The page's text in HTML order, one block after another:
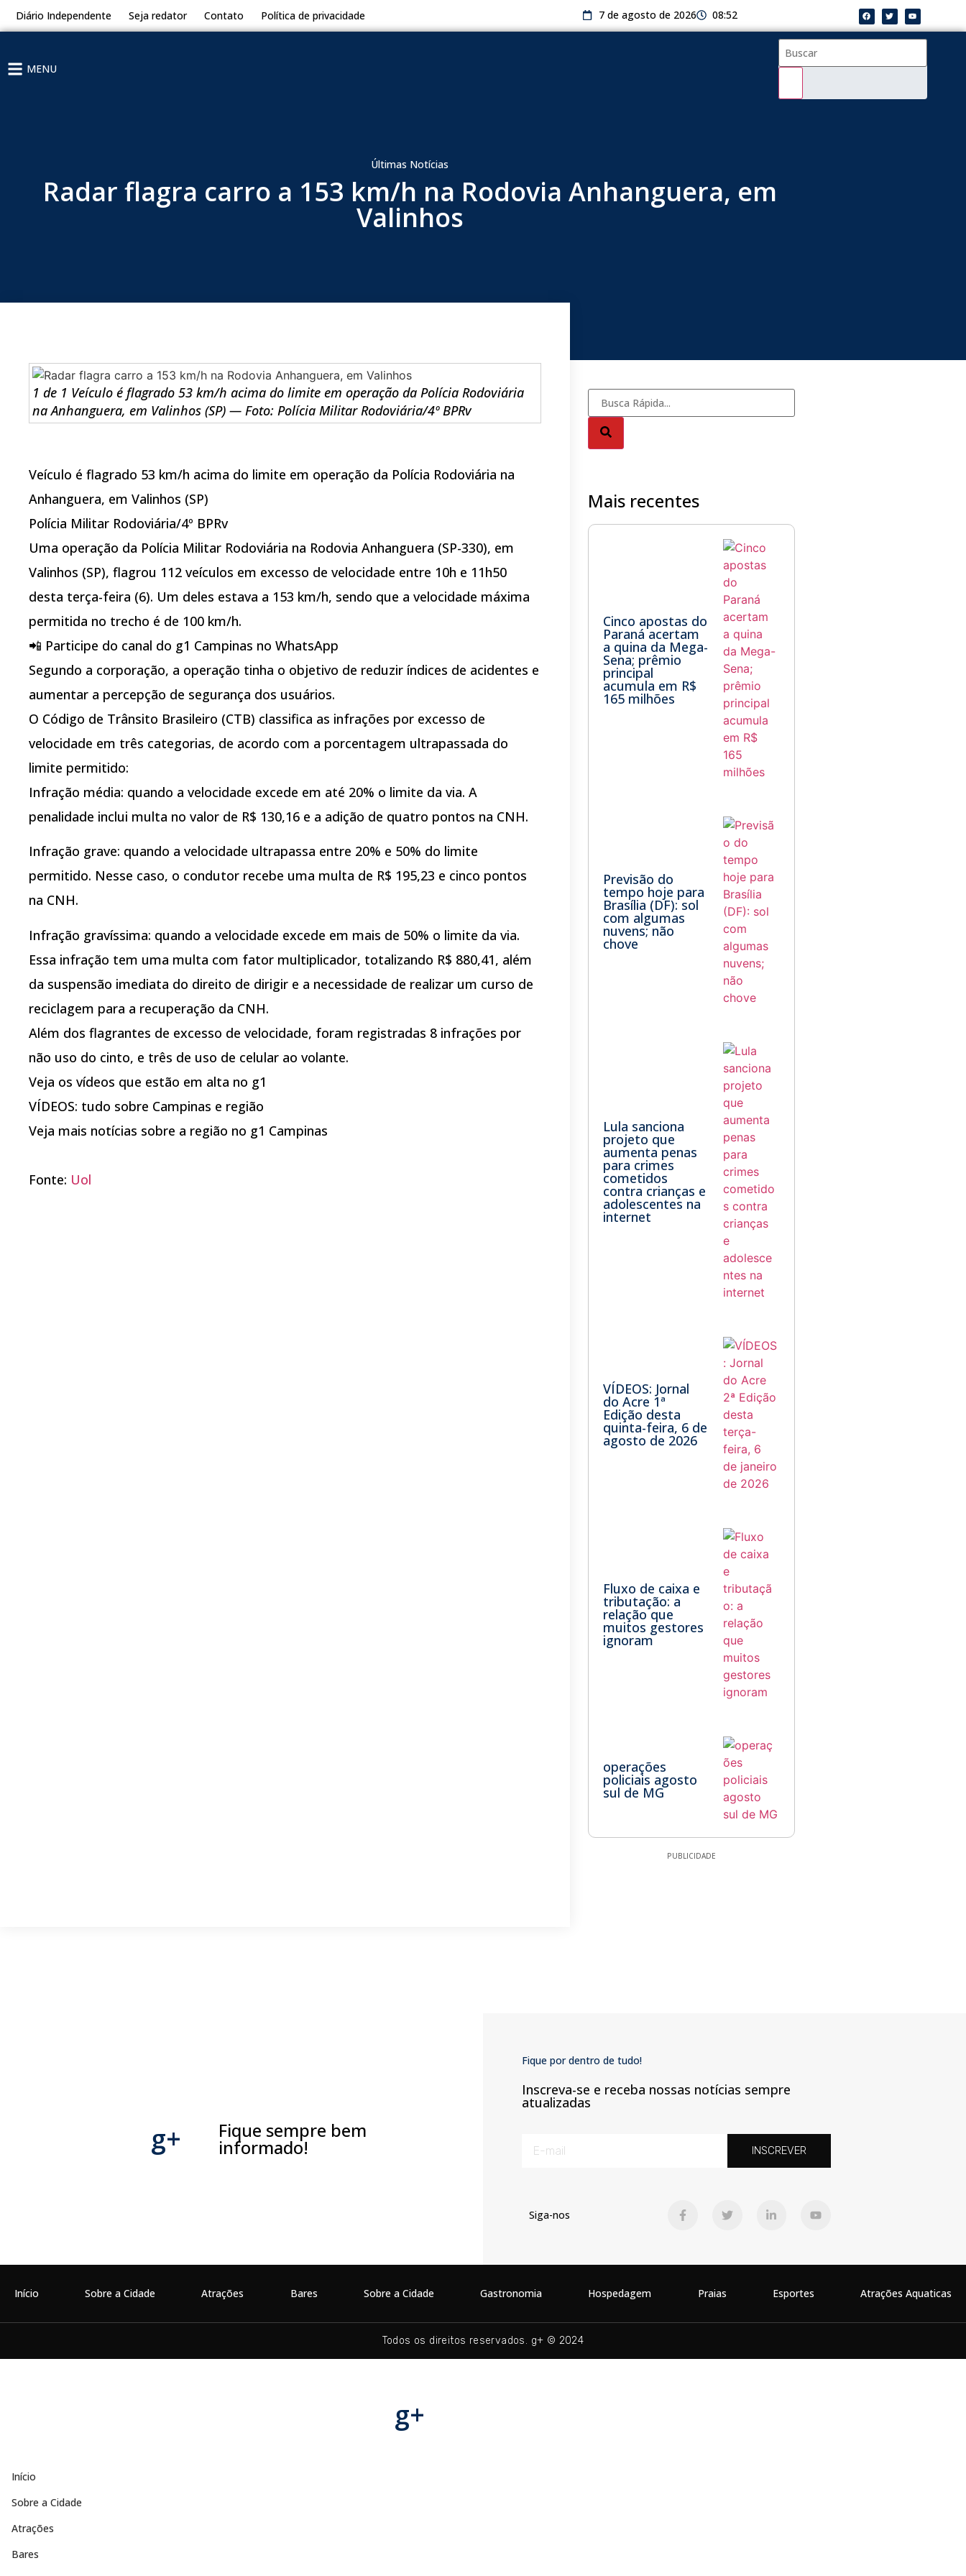
Diário Independente Seja redator Contato Política de privacidade 7 de agosto de 2026 08:52
MENU
Últimas Notícias
Radar flagra carro a 153 km/h na Rodovia Anhanguera, em
Valinhos
1 de 1 Veículo é flagrado 53 km/h acima do limite em operação da Polícia Rodoviária
na Anhanguera, em Valinhos (SP) — Foto: Polícia Militar Rodoviária/4º BPRv
Veículo é flagrado 53 km/h acima do limite em operação da Polícia Rodoviária na
Anhanguera, em Valinhos (SP)
Polícia Militar Rodoviária/4º BPRv
Uma operação da Polícia Militar Rodoviária na Rodovia Anhanguera (SP-330), em
Valinhos (SP), flagrou 112 veículos em excesso de velocidade entre 10h e 11h50
desta terça-feira (6). Um deles estava a 153 km/h, sendo que a velocidade máxima
permitida no trecho é de 100 km/h.
📲 Participe do canal do g1 Campinas no WhatsApp
Segundo a corporação, a operação tinha o objetivo de reduzir índices de acidentes e
aumentar a percepção de segurança dos usuários.
O Código de Trânsito Brasileiro (CTB) classifica as infrações por excesso de
velocidade em três categorias, de acordo com a porcentagem ultrapassada do
limite permitido:
Infração média: quando a velocidade excede em até 20% o limite da via. A
penalidade inclui multa no valor de R$ 130,16 e a adição de quatro pontos na CNH.
Infração grave: quando a velocidade ultrapassa entre 20% e 50% do limite
permitido. Nesse caso, o condutor recebe uma multa de R$ 195,23 e cinco pontos
na CNH.
Infração gravíssima: quando a velocidade excede em mais de 50% o limite da via.
Essa infração tem uma multa com fator multiplicador, totalizando R$ 880,41, além
da suspensão imediata do direito de dirigir e a necessidade de realizar um curso de
reciclagem para a recuperação da CNH.
Além dos flagrantes de excesso de velocidade, foram registradas 8 infrações por
não uso do cinto, e três de uso de celular ao volante.
Veja os vídeos que estão em alta no g1
VÍDEOS: tudo sobre Campinas e região
Veja mais notícias sobre a região no g1 Campinas
Fonte: Uol
Mais recentes
Cinco apostas do
Paraná acertam
a quina da Mega-
Sena; prêmio
principal
acumula em R$
165 milhões
Previsão do
tempo hoje para
Brasília (DF): sol
com algumas
nuvens; não
chove
Lula sanciona
projeto que
aumenta penas
para crimes
cometidos
contra crianças e
adolescentes na
internet
VÍDEOS: Jornal
do Acre 1ª
Edição desta
quinta-feira, 6 de
agosto de 2026
Fluxo de caixa e
tributação: a
relação que
muitos gestores
ignoram
operações
policiais agosto
sul de MG
PUBLICIDADE
g+ Fique sempre bem
informado!
Fique por dentro de tudo!
Inscreva-se e receba nossas notícias sempre
atualizadas
INSCREVER
Siga-nos
Início Sobre a Cidade Atrações Bares Sobre a Cidade Gastronomia Hospedagem Praias Esportes Atrações Aquaticas
Todos os direitos reservados. g+ © 2024
g+
Início
Sobre a Cidade
Atrações
Bares